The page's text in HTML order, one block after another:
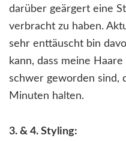
darüber geärgert eine
verbracht zu haben.
sehr enttäuscht bin
kann, dass meine
schwer geworden sind,
Minuten halten.
3. & 4. Styling: